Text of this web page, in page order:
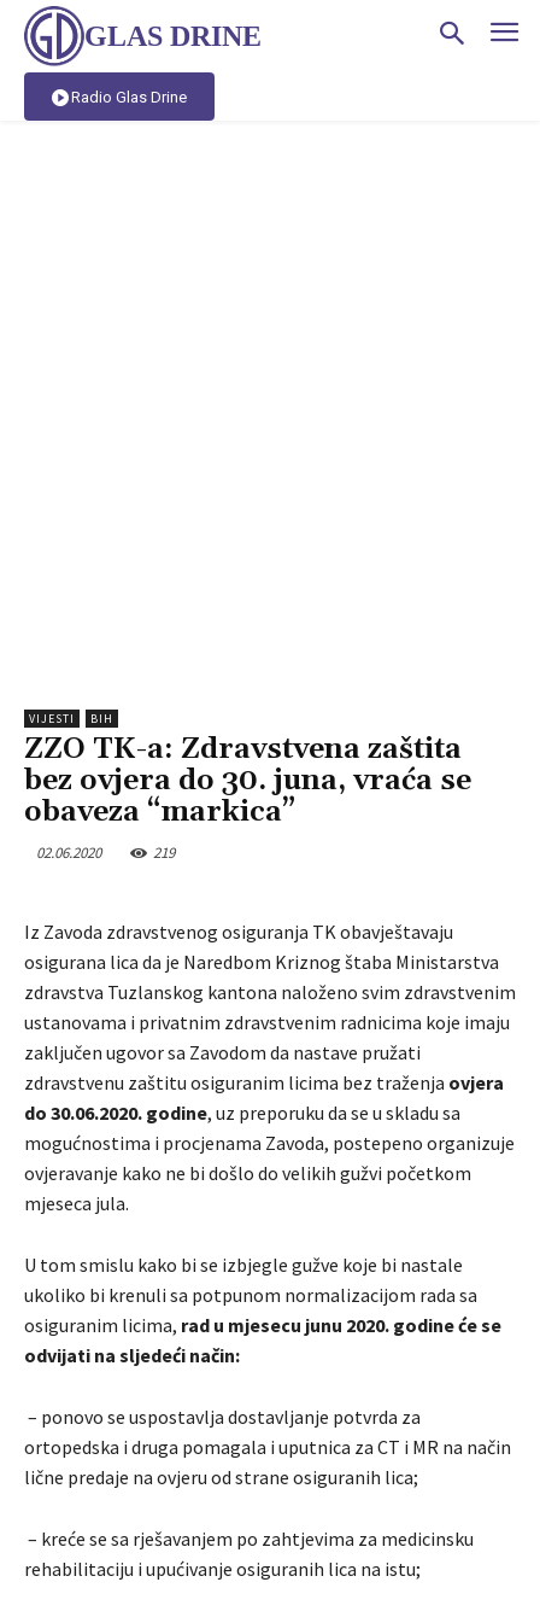
GLAS DRINE
Radio Glas Drine
VIJESTI BIH
ZZO TK-a: Zdravstvena zaštita
bez ovjera do 30. juna, vraća se
obaveza “markica”
02.06.2020 219
Iz Zavoda zdravstvenog osiguranja TK obavještavaju
osigurana lica da je Naredbom Kriznog štaba Ministarstva
zdravstva Tuzlanskog kantona naloženo svim zdravstvenim
ustanovama i privatnim zdravstvenim radnicima koje imaju
zaključen ugovor sa Zavodom da nastave pružati
zdravstvenu zaštitu osiguranim licima bez traženja ovjera
do 30.06.2020. godine, uz preporuku da se u skladu sa
mogućnostima i procjenama Zavoda, postepeno organizuje
ovjeravanje kako ne bi došlo do velikih gužvi početkom
mjeseca jula.
U tom smislu kako bi se izbjegle gužve koje bi nastale
ukoliko bi krenuli sa potpunom normalizacijom rada sa
osiguranim licima, rad u mjesecu junu 2020. godine će se
odvijati na sljedeći način:
– ponovo se uspostavlja dostavljanje potvrda za
ortopedska i druga pomagala i uputnica za CT i MR na način
lične predaje na ovjeru od strane osiguranih lica;
– kreće se sa rješavanjem po zahtjevima za medicinsku
rehabilitaciju i upućivanje osiguranih lica na istu;